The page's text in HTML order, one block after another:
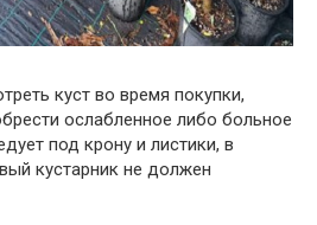
куст во время покупки,
ослабленное либо больное
под крону и листики, в
кустарник не должен